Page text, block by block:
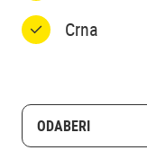
Crna
ODABERI